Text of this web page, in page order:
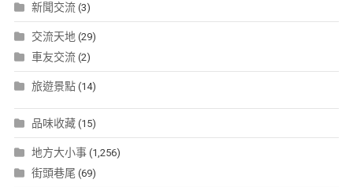
新聞交流(3)
交流天地(29)
車友交流(2)
旅遊景點(14)
品味收藏(15)
地方大小事(1,256)
街頭巷尾 (69)